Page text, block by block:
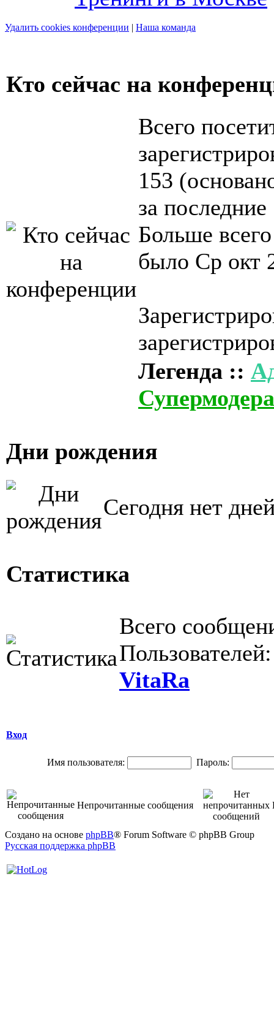
Удалить cookies конференции | Наша команда
Кто сейчас на
Всего
153
за
Больше
было Ср окт
Легенда ::
Дни рождения
Сегодня нет
Статистика
Всего
VitaRa
Вход
Имя пользователя: Пароль:
Непрочитанные сообщения
Создано на основе phpBB® Forum Software © phpBB Group
Русская поддержка phpBB